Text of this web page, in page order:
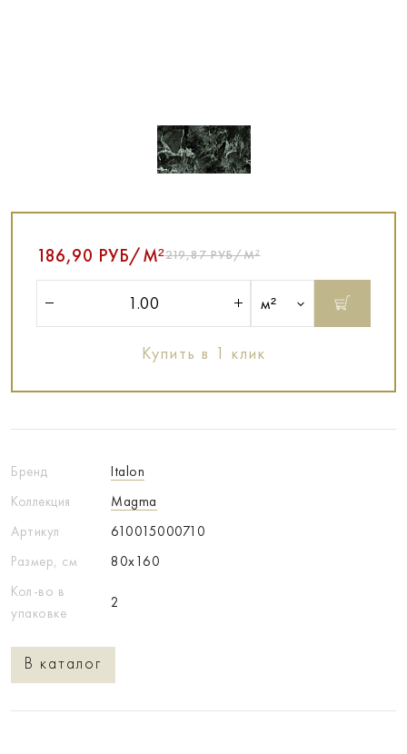
Бренд
Italon
Коллекция
Magma
Артикул
610015000710
Размер, см
80x160
Кол-во в
упаковке
2
В каталог
186,90 РУБ/М²219,87 РУБ/М²
м²
Купить в 1 клик